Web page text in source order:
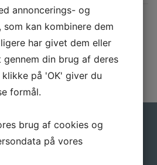
800x1500 [VE]
Pallerammer
af gode tilbud
nyhedsbrev, hvis du vil
annoncerings- og
som kan kombinere dem
har givet dem eller
gennem din brug af deres
på 'OK' giver du
formål.
brug af cookies og
på vores